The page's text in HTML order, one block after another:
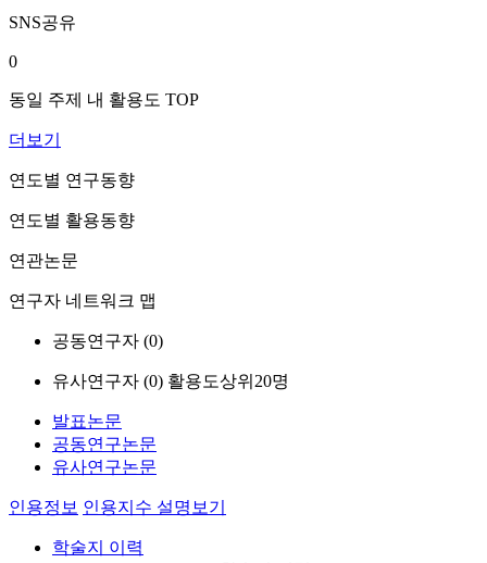
SNS공유
0
동일 주제 내 활용도 TOP
더보기
연도별 연구동향
연도별 활용동향
연관논문
연구자 네트워크 맵
공동연구자 (0)
유사연구자 (0) 활용도상위20명
발표논문
공동연구논문
유사연구논문
인용정보 인용지수 설명보기
학술지 이력